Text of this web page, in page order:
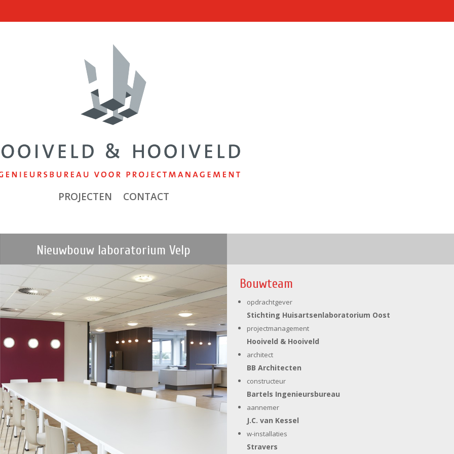
PROJECTEN CONTACT
Nieuwbouw laboratorium Velp
Bouwteam
opdrachtgever
Stichting Huisartsenlaboratorium Oost
projectmanagement
Hooiveld & Hooiveld
architect
BB Architecten
constructeur
Bartels Ingenieursbureau
aannemer
J.C. van Kessel
w-installaties
Stravers